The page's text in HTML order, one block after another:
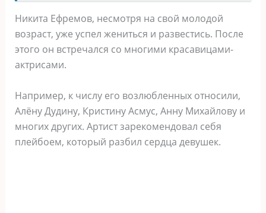
Никита Ефремов, несмотря на свой молодой
возраст, уже успел жениться и развестись. После
этого он встречался со многими красавицами-
актрисами.
Например, к числу его возлюбленных относили,
Алёну Дудину, Кристину Асмус, Анну Михайлову и
многих других. Артист зарекомендовал себя
плейбоем, который разбил сердца девушек.